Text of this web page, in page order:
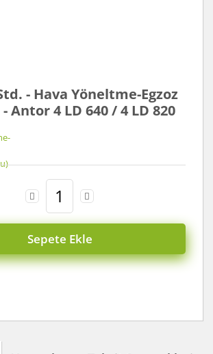
- Hava Yöneltme-Egzoz
Antor 4 LD 640 / 4 LD 820
Sepete Ekle